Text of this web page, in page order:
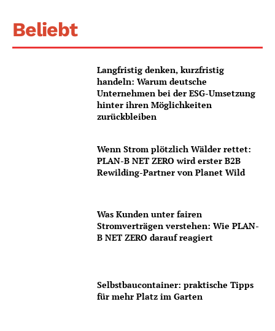
Beliebt
Langfristig denken, kurzfristig
handeln: Warum deutsche
Unternehmen bei der ESG-Umsetzung
hinter ihren Möglichkeiten
zurückbleiben
Wenn Strom plötzlich Wälder rettet:
PLAN-B NET ZERO wird erster B2B
Rewilding-Partner von Planet Wild
Was Kunden unter fairen
Stromverträgen verstehen: Wie PLAN-
B NET ZERO darauf reagiert
Selbstbaucontainer: praktische Tipps
für mehr Platz im Garten